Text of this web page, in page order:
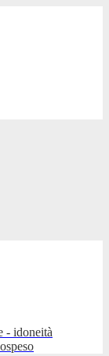
- idoneità